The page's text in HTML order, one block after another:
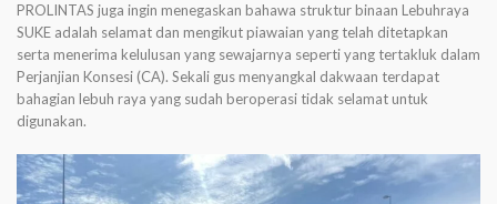
PROLINTAS juga ingin menegaskan bahawa struktur binaan Lebuhraya
SUKE adalah selamat dan mengikut piawaian yang telah ditetapkan
serta menerima kelulusan yang sewajarnya seperti yang tertakluk dalam
Perjanjian Konsesi (CA). Sekali gus menyangkal dakwaan terdapat
bahagian lebuh raya yang sudah beroperasi tidak selamat untuk
digunakan.